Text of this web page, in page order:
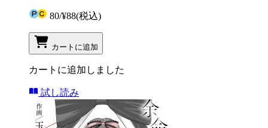
80/¥88(税込)
カートに追加
カートに追加しました
試し読み